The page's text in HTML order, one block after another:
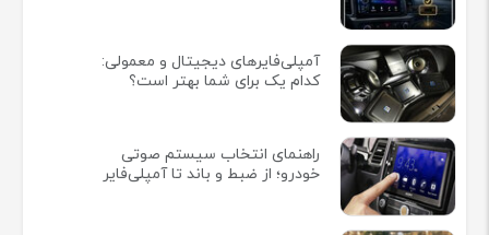
آمپلی‌فایرهای دیجیتال و معمولی:
کدام یک برای شما بهتر است؟
راهنمای انتخاب سیستم صوتی
خودرو؛ از ضبط و باند تا آمپلی‌فایر